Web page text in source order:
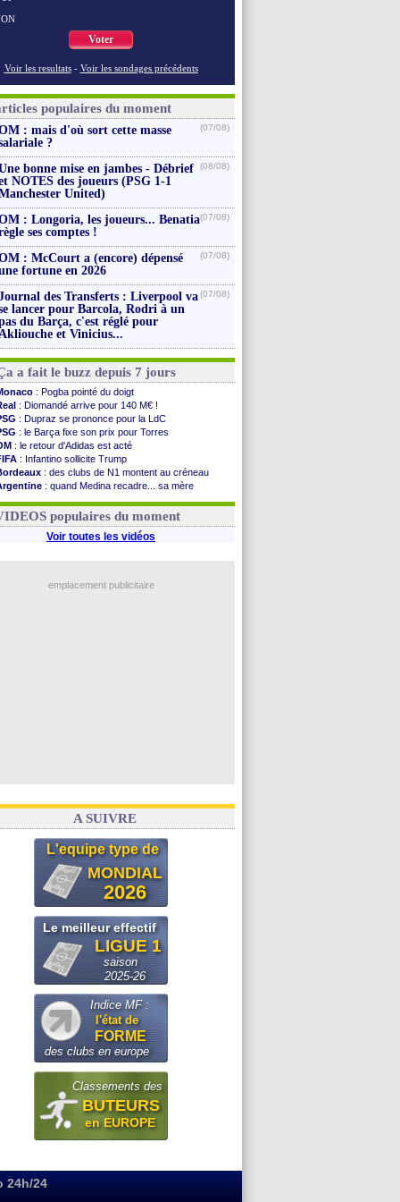
Voter
Voir les resultats - Voir les sondages précédents
populaires du moment
: mais d'où sort cette masse
?
(07/08)
bonne mise en jambes - Débrief
NOTES des joueurs (PSG 1-1
United)
(08/08)
: Longoria, les joueurs... Benatia
ses comptes !
(07/08)
: McCourt a (encore) dépensé
fortune en 2026
(07/08)
des Transferts : Liverpool va
lancer pour Barcola, Rodri à un
du Barça, c'est réglé pour
et Vinicius...
(07/08)
a fait le buzz depuis 7 jours
: Pogba pointé du doigt
: Diomandé arrive pour 140 M€ !
: Dupraz se prononce pour la LdC
: le Barça fixe son prix pour Torres
: le retour d'Adidas est acté
: Infantino sollicite Trump
: des clubs de N1 montent au créneau
: quand Medina recadre... sa mère
: le club prêt à libérer Kondogbia ?
populaires du moment
Voir toutes les vidéos
emplacement publicitaire
A SUIVRE
L'equipe type de
MONDIAL
2026
Le meilleur effectif
LIGUE 1
saison
2025-26
Indice MF :
l'état de
FORME
des clubs en europe
Classements des
BUTEURS
en EUROPE
24h/24